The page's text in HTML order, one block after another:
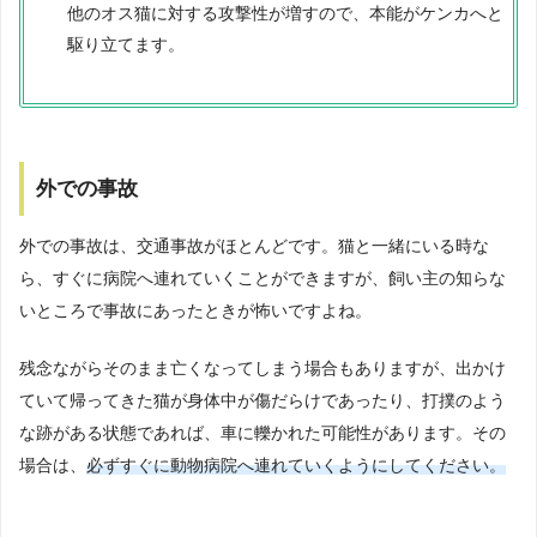
他のオス猫に対する攻撃性が増すので、本能がケンカへと
駆り立てます。
外での事故
外での事故は、交通事故がほとんどです。猫と一緒にいる時な
ら、すぐに病院へ連れていくことができますが、飼い主の知らな
いところで事故にあったときが怖いですよね。
残念ながらそのまま亡くなってしまう場合もありますが、出かけ
ていて帰ってきた猫が身体中が傷だらけであったり、打撲のよう
な跡がある状態であれば、車に轢かれた可能性があります。その
場合は、 必ずすぐに動物病院へ連れていくようにしてください。